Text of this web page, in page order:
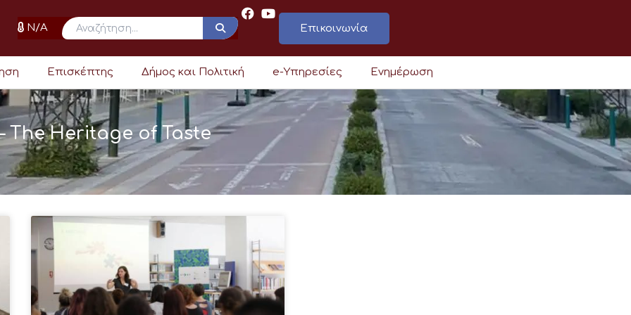
N/A Επικοινωνία
Επισκέπτης Δήμος και Πολιτική e-Υπηρεσίες Ενημέρωση
The Heritage of Taste